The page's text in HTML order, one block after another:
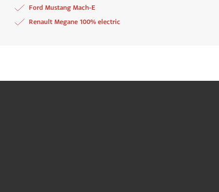
Ford Mustang Mach-E
Renault Megane 100% electric